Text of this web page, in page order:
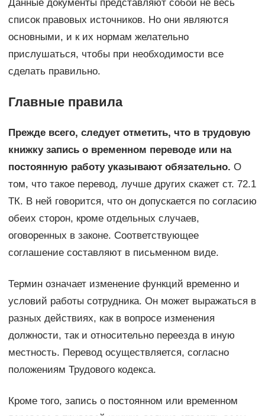
Данные документы представляют собой не весь
список правовых источников. Но они являются
основными, и к их нормам желательно
прислушаться, чтобы при необходимости все
сделать правильно.
Главные правила
Прежде всего, следует отметить, что в трудовую
книжку запись о временном переводе или на
постоянную работу указывают обязательно. О
том, что такое перевод, лучше других скажет ст. 72.1
ТК. В ней говорится, что он допускается по согласию
обеих сторон, кроме отдельных случаев,
оговоренных в законе. Соответствующее
соглашение составляют в письменном виде.
Термин означает изменение функций временно и
условий работы сотрудника. Он может выражаться в
разных действиях, как в вопросе изменения
должности, так и относительно переезда в иную
местность. Перевод осуществляется, согласно
положениям Трудового кодекса.
Кроме того, запись о постоянном или временном